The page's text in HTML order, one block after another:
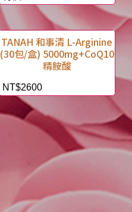
TANAH 和事清 L-Arginine
(30包/盒) 5000mg+CoQ10
精胺酸
NT$2600